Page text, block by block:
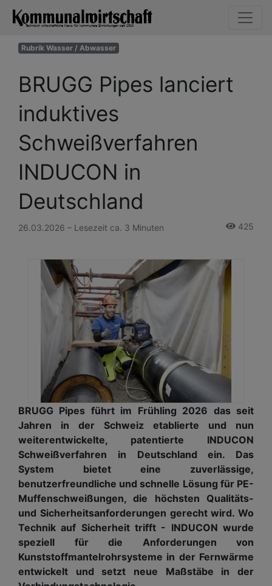
Rubrik Wasser / Abwasser
BRUGG Pipes lanciert
induktives
Schweißverfahren
INDUCON in
Deutschland
26.03.2026 – Lesezeit ca. 3 Minuten 425
BRUGG Pipes führt im Frühling 2026 das seit
Jahren in der Schweiz etablierte und nun
weiterentwickelte, patentierte INDUCON
Schweißverfahren in Deutschland ein. Das
System bietet eine zuverlässige,
benutzerfreundliche und schnelle Lösung für PE-
Muffenschweißungen, die höchsten Qualitäts-
und Sicherheitsanforderungen gerecht wird. Wo
Technik auf Sicherheit trifft - INDUCON wurde
speziell für die Anforderungen von
Kunststoffmantelrohrsysteme in der Fernwärme
entwickelt und setzt neue Maßstäbe in der